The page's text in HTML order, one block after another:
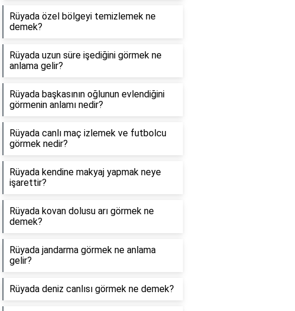
Rüyada özel bölgeyi temizlemek ne
demek?
Rüyada uzun süre işediğini görmek ne
anlama gelir?
Rüyada başkasının oğlunun evlendiğini
görmenin anlamı nedir?
Rüyada canlı maç izlemek ve futbolcu
görmek nedir?
Rüyada kendine makyaj yapmak neye
işarettir?
Rüyada kovan dolusu arı görmek ne
demek?
Rüyada jandarma görmek ne anlama
gelir?
Rüyada deniz canlısı görmek ne demek?